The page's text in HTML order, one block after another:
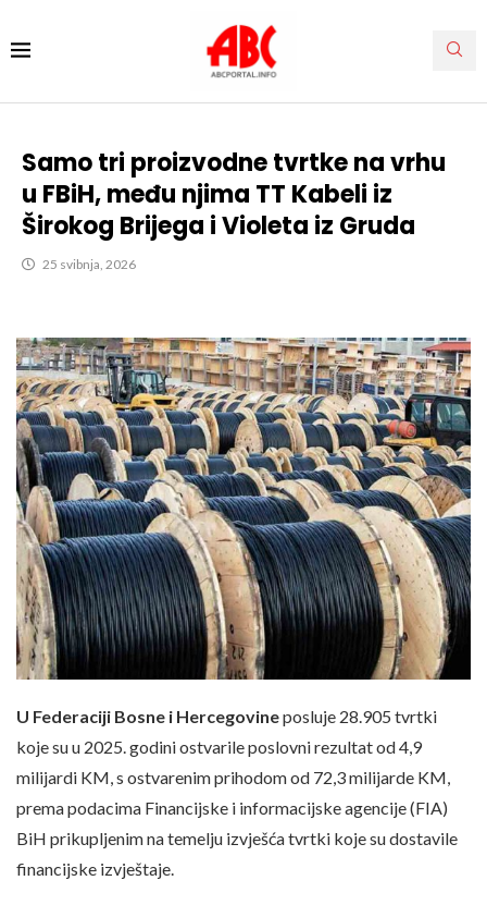
Samo tri proizvodne tvrtke na vrhu
u FBiH, među njima TT Kabeli iz
Širokog Brijega i Violeta iz Gruda
25 svibnja, 2026
U Federaciji Bosne i Hercegovineposluje 28.905 tvrtki
koje su u 2025. godini ostvarile poslovni rezultat od 4,9
milijardi KM, s ostvarenim prihodom od 72,3 milijarde KM,
prema podacima Financijske i informacijske agencije (FIA)
BiH prikupljenim na temelju izvješća tvrtki koje su dostavile
financijske izvještaje.